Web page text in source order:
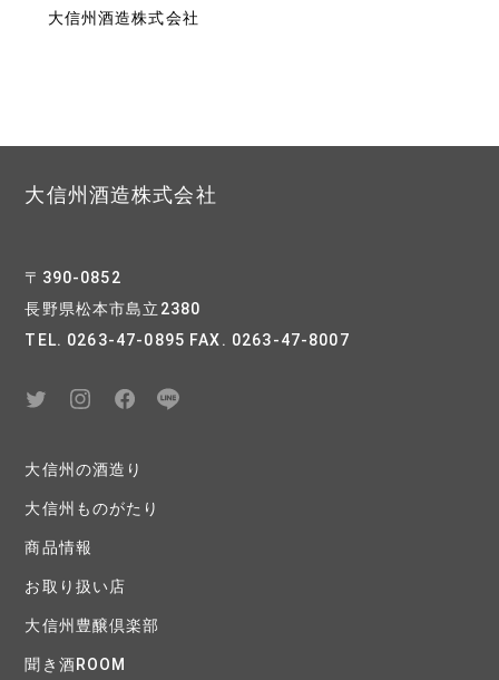
大信州酒造株式会社
大信州酒造株式会社
〒390-0852
長野県松本市島立2380
TEL. 0263-47-0895 FAX. 0263-47-8007
大信州の酒造り
大信州ものがたり
商品情報
お取り扱い店
大信州豊醸倶楽部
聞き酒ROOM